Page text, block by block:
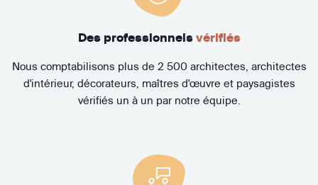
Des professionnels vérifiés
Nous comptabilisons plus de 2 500 architectes, architectes
d'intérieur, décorateurs, maîtres d'œuvre et paysagistes
vérifiés un à un par notre équipe.